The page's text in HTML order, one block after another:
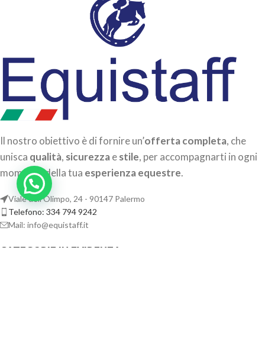
Il nostro obiettivo è di fornire un’offerta completa, che
unisca qualità, sicurezzaestile, per accompagnarti in ogni
momento della tua esperienza equestre.
Viale dell'Olimpo, 24 - 90147 Palermo
Telefono: 334 794 9242
Mail: info@equistaff.it
CATEGORIE IN EVIDENZA